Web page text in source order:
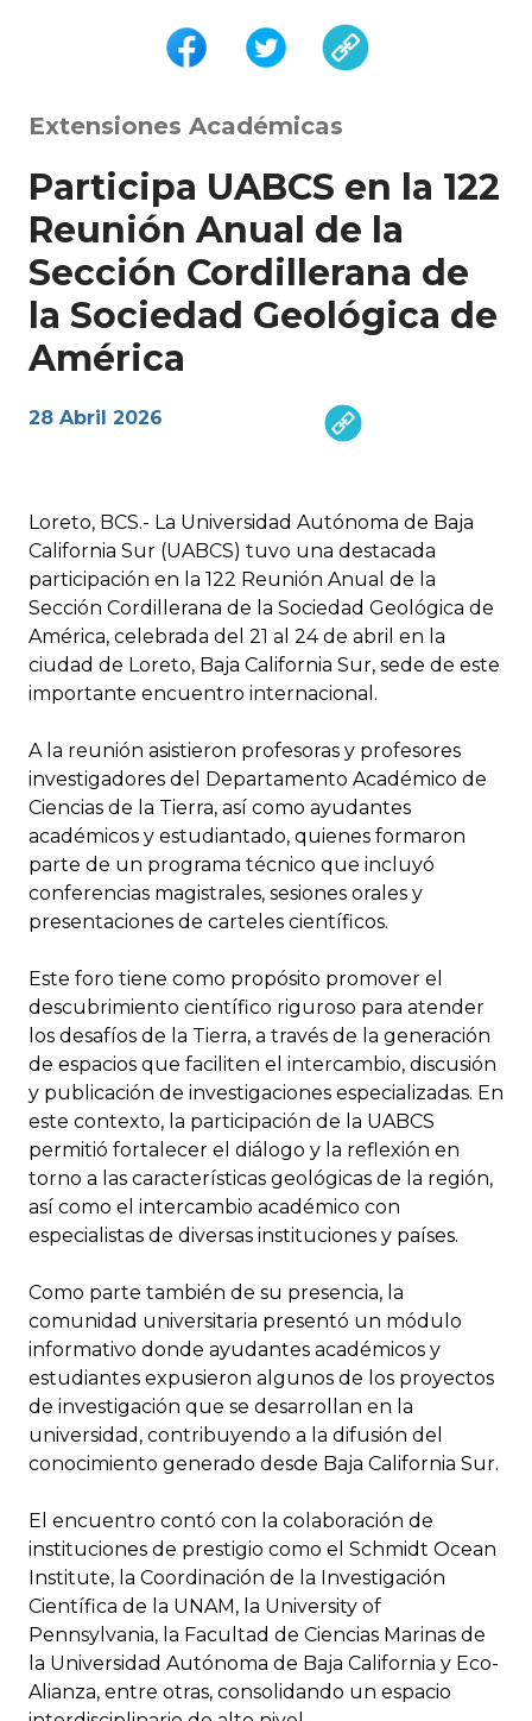
Extensiones Académicas
Participa UABCS en la 122
Reunión Anual de la
Sección Cordillerana de
la Sociedad Geológica de
América
28 Abril 2026
Loreto, BCS.- La Universidad Autónoma de Baja
California Sur (UABCS) tuvo una destacada
participación en la 122 Reunión Anual de la
Sección Cordillerana de la Sociedad Geológica de
América, celebrada del 21 al 24 de abril en la
ciudad de Loreto, Baja California Sur, sede de este
importante encuentro internacional.
A la reunión asistieron profesoras y profesores
investigadores del Departamento Académico de
Ciencias de la Tierra, así como ayudantes
académicos y estudiantado, quienes formaron
parte de un programa técnico que incluyó
conferencias magistrales, sesiones orales y
presentaciones de carteles científicos.
Este foro tiene como propósito promover el
descubrimiento científico riguroso para atender
los desafíos de la Tierra, a través de la generación
de espacios que faciliten el intercambio, discusión
y publicación de investigaciones especializadas. En
este contexto, la participación de la UABCS
permitió fortalecer el diálogo y la reflexión en
torno a las características geológicas de la región,
así como el intercambio académico con
especialistas de diversas instituciones y países.
Como parte también de su presencia, la
comunidad universitaria presentó un módulo
informativo donde ayudantes académicos y
estudiantes expusieron algunos de los proyectos
de investigación que se desarrollan en la
universidad, contribuyendo a la difusión del
conocimiento generado desde Baja California Sur.
El encuentro contó con la colaboración de
instituciones de prestigio como el Schmidt Ocean
Institute, la Coordinación de la Investigación
Científica de la UNAM, la University of
Pennsylvania, la Facultad de Ciencias Marinas de
la Universidad Autónoma de Baja California y Eco-
Alianza, entre otras, consolidando un espacio